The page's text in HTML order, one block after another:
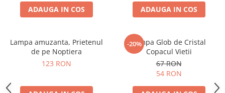
ADAUGA IN COS ADAUGA IN COS
Lampa amuzanta, Prietenul
de pe Noptiera
123 RON
-20%
Lampa Glob de Cristal
Copacul Vietii
67 RON
54 RON